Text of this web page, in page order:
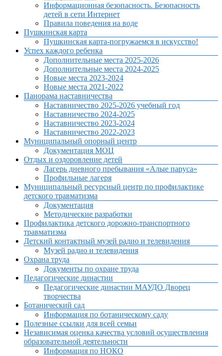
Информационная безопасность. Безопасность
детей в сети Интернет
Правила поведения на воде
Пушкинская карта
Пушкинская карта-погружаемся в искусство!
Успех каждого ребенка
Дополнительные места 2025-2026
Дополнительные места 2024-2025
Новые места 2023-2024
Новые места 2021-2022
Панорама наставничества
Наставничество 2025-2026 учебный год
Наставничество 2024-2025
Наставничество 2023-2024
Наставничество 2022-2023
Муниципальный опорный центр
Документация МОЦ
Отдых и оздоровление детей
Лагерь дневного пребывания «Алые паруса»
Профильные лагеря
Муниципальный ресурсный центр по профилактике
детского травматизма
Документация
Методические разработки
Профилактика детского дорожно-транспортного
травматизма
Детский контактный музей радио и телевидения
Музей радио и телевидения
Охрана труда
Документы по охране труда
Педагогические династии
Педагогические династии МАУДО Дворец
творчества
Ботанический сад
Информация по ботаническому саду
Полезные ссылки для всей семьи
Независимая оценка качества условий осуществления
образовательной деятельности
Информация по НОКО